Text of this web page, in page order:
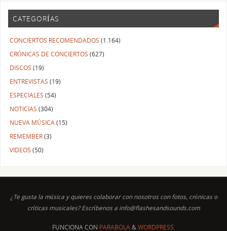
CATEGORÍAS
CONCIERTOS RECOMENDADOS (1.164)
CRÓNICAS DE CONCIERTOS (627)
DISCOS (19)
ENTREVISTAS (19)
ESPECIALES (54)
NOTICIAS (304)
NUEVA MÚSICA(15)
REMEMBER(3)
VIDEOS (50)
¿Te gusta la música y quieres colaborar con nosotros con fotos, crónicas o
críticas musicales? Escríbenos a info@flashesandsounds.com
FUNCIONA CON PARABOLA&WORDPRESS.